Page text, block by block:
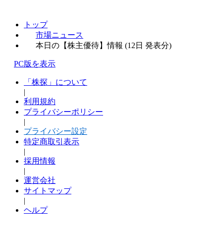
トップ
市場ニュース
本日の【株主優待】情報 (12日 発表分)
PC版を表示
「株探」について
|
利用規約
プライバシーポリシー
|
プライバシー設定
特定商取引表示
|
採用情報
|
運営会社
サイトマップ
|
ヘルプ